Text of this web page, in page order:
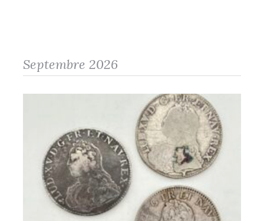
Septembre 2026